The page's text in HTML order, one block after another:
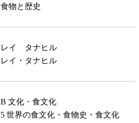
食物と歴史
レイ タナヒル
レイ・タナヒル
B 文化・食文化
5 世界の食文化・食物史・食文化